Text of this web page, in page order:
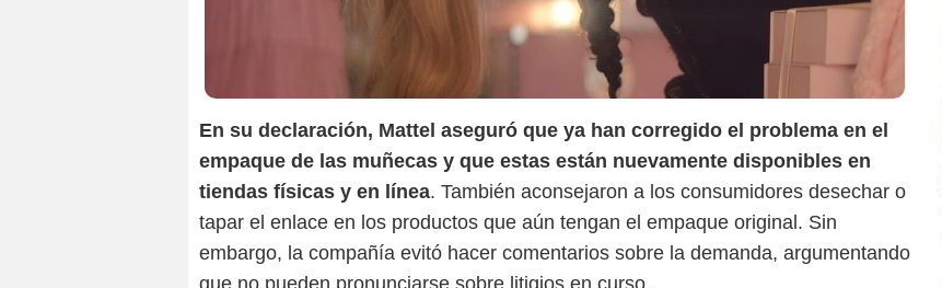
En su declaración, Mattel aseguró que ya han corregido el problema en el
empaque de las muñecas y que estas están nuevamente disponibles en
tiendas físicas y en línea. También aconsejaron a los consumidores desechar o
tapar el enlace en los productos que aún tengan el empaque original. Sin
embargo, la compañía evitó hacer comentarios sobre la demanda, argumentando
que no pueden pronunciarse sobre litigios en curso.